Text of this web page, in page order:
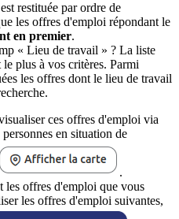
restituée par ordre de
les offres d'emploi répondant le
en premier.
« Lieu de travail » ? La liste
plus à vos critères. Parmi
les offres dont le lieu de travail
ces offres d'emploi via
en situation de
.
les offres d'emploi que vous
les offres d'emploi suivantes,